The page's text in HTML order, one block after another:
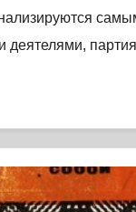
деятелями,